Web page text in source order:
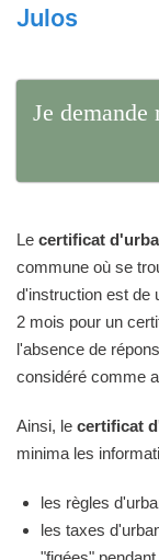
Julos
Je
Le certificat
commune où se
d'instruction est de
2 mois pour un
l'absence de
considéré comme
Ainsi, le certificat
minima les
les règles
les taxes